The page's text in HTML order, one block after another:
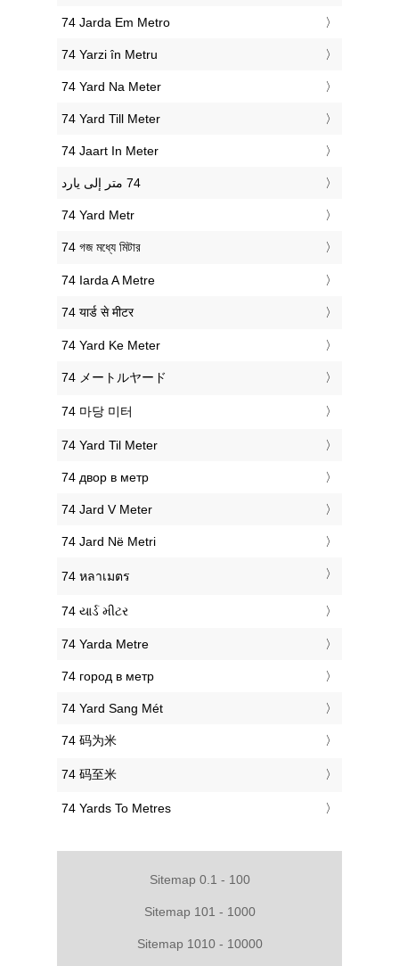
‎74 Jarda Em Metro
‎74 Yarzi în Metru
‎74 Yard Na Meter
‎74 Yard Till Meter
‎74 Jaart In Meter
‎74 Yard Metr
‎74 গজ মধ্যে মিটার
‎74 Iarda A Metre
‎74 यार्ड से मीटर
‎74 Yard Ke Meter
‎74 メートルヤード
‎74 마당 미터
‎74 Yard Til Meter
‎74 двор в метр
‎74 Jard V Meter
‎74 Jard Në Metri
‎74 หลาเมตร
‎74 યાર્ડ મીટર
‎74 Yarda Metre
‎74 город в метр
‎74 Yard Sang Mét
‎74 码为米
‎74 码至米
‎74 Yards To Metres
Sitemap 0.1 - 100
Sitemap 101 - 1000
Sitemap 1010 - 10000